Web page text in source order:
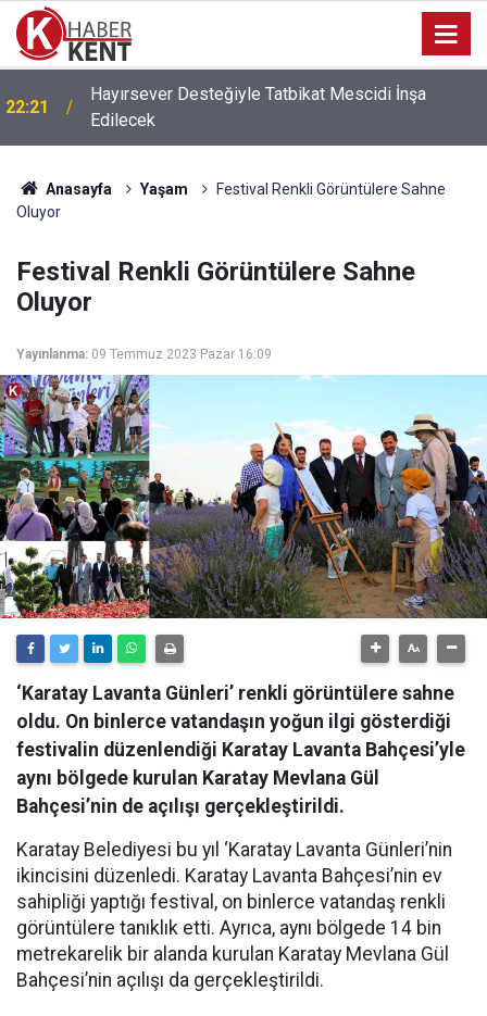
22:21
Hayırsever Desteğiyle Tatbikat Mescidi İnşa
Edilecek
Anasayfa Yaşam
Festival Renkli Görüntülere Sahne
Oluyor
Festival Renkli Görüntülere Sahne
Oluyor
Yayınlanma: 09 Temmuz 2023 Pazar 16:09
‘Karatay Lavanta Günleri’ renkli görüntülere sahne
oldu. On binlerce vatandaşın yoğun ilgi gösterdiği
festivalin düzenlendiği Karatay Lavanta Bahçesi’yle
aynı bölgede kurulan Karatay Mevlana Gül
Bahçesi’nin de açılışı gerçekleştirildi.
Karatay Belediyesi bu yıl ‘Karatay Lavanta Günleri’nin
ikincisini düzenledi. Karatay Lavanta Bahçesi’nin ev
sahipliği yaptığı festival, on binlerce vatandaş renkli
görüntülere tanıklık etti. Ayrıca, aynı bölgede 14 bin
metrekarelik bir alanda kurulan Karatay Mevlana Gül
Bahçesi’nin açılışı da gerçekleştirildi.